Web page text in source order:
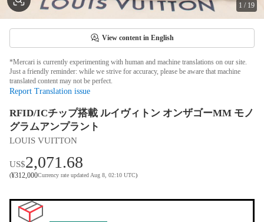
1 / 19
View content in English
*Mercari is currently experimenting with human and machine translations on our site.
Just a friendly reminder: while we strive for accuracy, please be aware that machine
translated content may not be perfect.
Report Translation issue
RFID/ICチップ搭載 ルイヴィトン オンザゴーMM モノ
グラムアンプラント
LOUIS VUITTON
US$2,071.68
(¥312,000Currency rate updated Aug 8, 02:10 UTC)